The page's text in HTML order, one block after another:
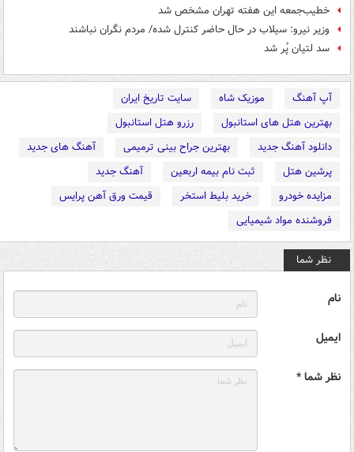
خطیب‌جمعه این هفته تهران مشخص شد
وزیر نیرو: سیلاب در حال حاضر کنترل شده/ مردم نگران نباشند
سد لتیان پُر شد
آپ آهنگ موزیک شاه
سایت تاریخ ایران
بهترین هتل های استانبول
رزرو هتل استانبول
دانلود آهنگ جدید
بهترین جراح بینی ترمیمی
آهنگ های جدید
پرشین هتل
ثبت نام بیمه اربعین
آهنگ جدید
مزایده خودرو
خرید بلیط استخر
قیمت ورق آهن پرایس
فروشنده مواد شیمیایی
نظر شما
نام
ایمیل
نظر شما *